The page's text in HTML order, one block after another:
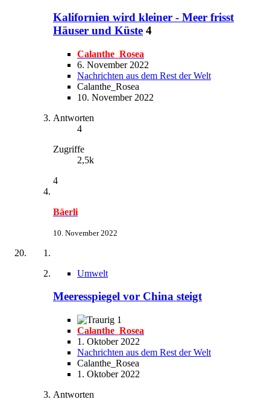
Kalifornien wird kleiner - Meer frisst
Häuser und Küste 4
Calanthe_Rosea
6. November 2022
Nachrichten aus dem Rest der Welt
Calanthe_Rosea
10. November 2022
Antworten
4
Zugriffe
2,5k
4
Bäerli
10. November 2022
Umwelt
Meeresspiegel vor China steigt
1
Calanthe_Rosea
1. Oktober 2022
Nachrichten aus dem Rest der Welt
Calanthe_Rosea
1. Oktober 2022
Antworten